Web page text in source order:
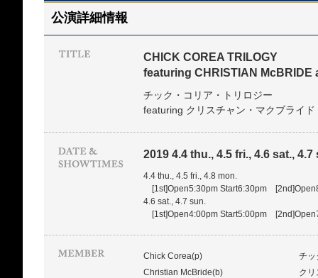
公演詳細情報
CHICK COREA TRILOGY
featuring CHRISTIAN McBRIDE
チック・コリア・トリロジー
featuring クリスチャン・マクブライ
2019 4.4 thu., 4.5 fri., 4.6 sat.,
4.4 thu., 4.5 fri., 4.8 mon.
[1st]Open5:30pm Start6:30pm
4.6 sat., 4.7 sun.
[1st]Open4:00pm Start5:00pm
Chick Corea(p)
チッ
Christian McBride(b)
ク